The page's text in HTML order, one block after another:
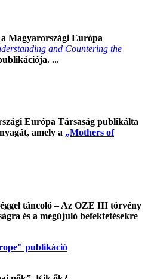
Magyarországi Európa
and Countering the
...
Európa Társaság publikálta
amely a „Mothers of
táncoló – Az OZE III törvény
és a megújuló befektetésekre
publikáció